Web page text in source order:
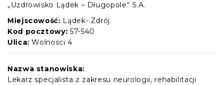
„Uzdrowisko Lądek – Długopole” S.A.
Miejscowość: Lądek- Zdrój
Kod pocztowy: 57-540
Ulica: Wolności 4
Nazwa stanowiska:
Lekarz specjalista z zakresu neurologii, rehabilitacji